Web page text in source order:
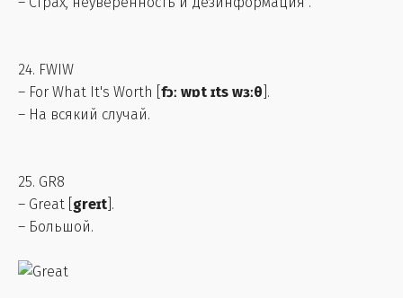
24. FWIW
– For What It's Worth [ fɔː wɒt ɪts wɜːθ ].
– На всякий случай.
25. GR8
– Great [ greɪt ].
– Большой.